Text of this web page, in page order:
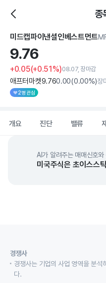
종
미드캡파이낸셜인베스트먼트
9.76
+0.05(+0.51%)08.07, 장마감
애프터마켓9.760.00(0.00%)장
2명 관심
개요 진단 밸류
AI가 알려주는 매매신호와
미국주식은 초이스스
경쟁사
경쟁사는 기업의 사업 영역을 분석
다.